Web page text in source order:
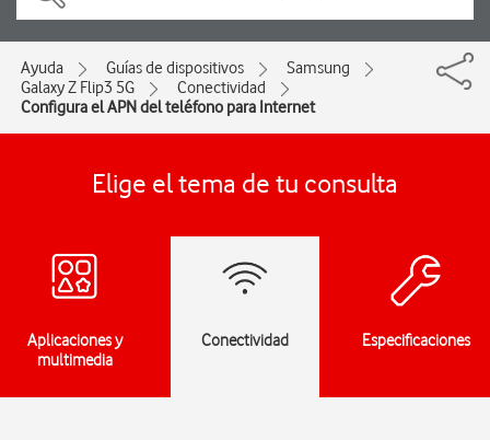
Ayuda Guías de dispositivos
Samsung
Galaxy Z Flip3 5G
Conectividad
Configura el APN del teléfono para Internet
Elige el tema de tu consulta
Aplicaciones y
multimedia
Conectividad Especificaciones